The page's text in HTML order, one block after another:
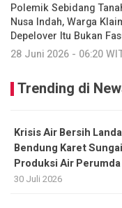
Polemik Sebidang
Nusa Indah, Warga
Depelover Itu Bukan
28 Juni 2026 - 06:20
Trending di
Krisis Air Bersih
Bendung Karet
Produksi Air Perumda
30 Juli 2026